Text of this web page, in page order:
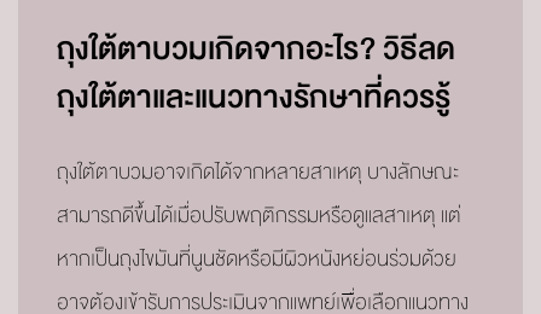
ถุงใต้ตาบวมเกิดจากอะไร? วิธีลด
ถุงใต้ตาและแนวทางรักษาที่ควรรู้
ถุงใต้ตาบวมอาจเกิดได้จากหลายสาเหตุ บางลักษณะ
สามารถดีขึ้นได้เมื่อปรับพฤติกรรมหรือดูแลสาเหตุ แต่
หากเป็นถุงไขมันที่นูนชัดหรือมีผิวหนังหย่อนร่วมด้วย
อาจต้องเข้ารับการประเมินจากแพทย์เพื่อเลือกแนวทาง